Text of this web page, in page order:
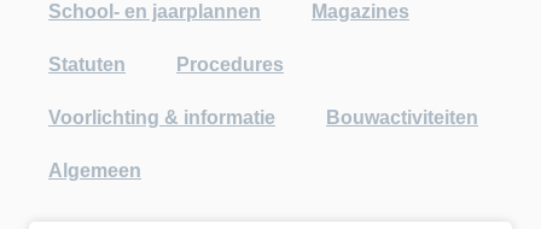
School- en jaarplannen Magazines
Statuten Procedures
Voorlichting & informatie Bouwactiviteiten
Algemeen